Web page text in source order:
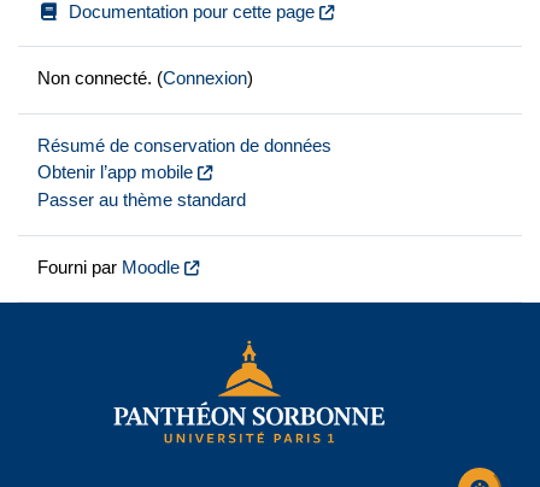
Documentation pour cette page
Non connecté. (Connexion)
Résumé de conservation de données
Obtenir l’app mobile
Passer au thème standard
Fourni par Moodle